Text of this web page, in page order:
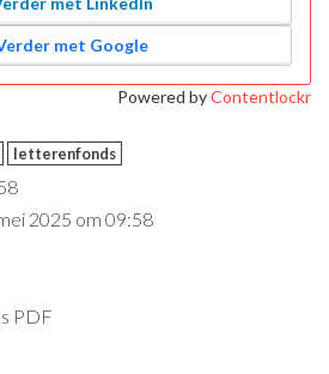
met Google
Powered byContentlockr
letterenfonds
2025 om 09:58
PDF